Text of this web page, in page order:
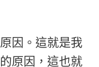
因。這就是我
原因，這也就